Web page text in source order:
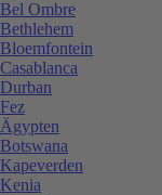
Bel Ombre
Bethlehem
Bloemfontein
Casablanca
Durban
Fez
Ägypten
Botswana
Kapeverden
Kenia